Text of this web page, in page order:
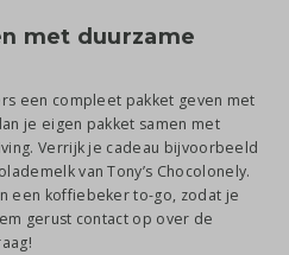
met duurzame
een compleet pakket geven met
je eigen pakket samen met
Verrijk je cadeau bijvoorbeeld
van Tony’s Chocolonely.
een koffiebeker to-go, zodat je
gerust contact op over de